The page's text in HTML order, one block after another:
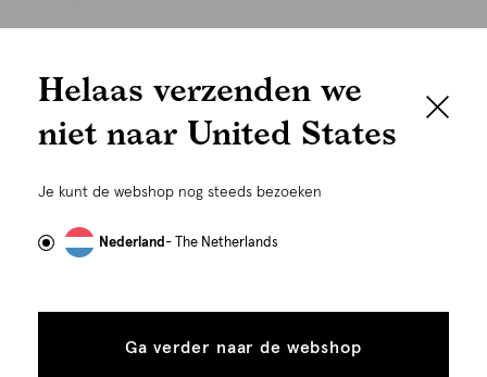
graag persoonlijk
gebruiken wij cookies en daarmee vergelijkbare
om advertenties te personaliseren...
tonen
toestaan
Cookies
Helaas verzenden we
niet naar United States
Je kunt de webshop nog steeds bezoeken
Nederland- The Netherlands
Ga verder naar de webshop